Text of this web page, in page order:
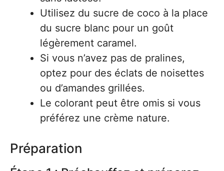
Utilisez du sucre de coco à la place
du sucre blanc pour un goût
légèrement caramel.
Si vous n’avez pas de pralines,
optez pour des éclats de noisettes
ou d’amandes grillées.
Le colorant peut être omis si vous
préférez une crème nature.
Préparation